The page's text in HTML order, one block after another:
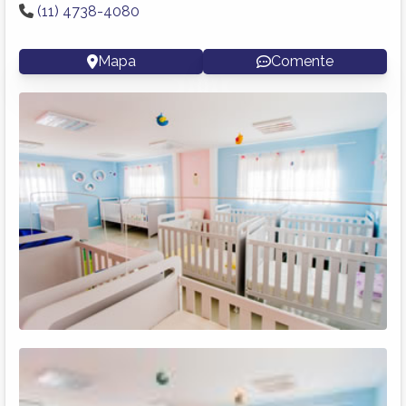
(11) 4738-4080
Mapa Comente